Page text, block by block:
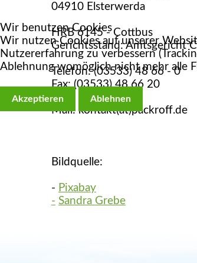
04910 Elsterwerda
HRB 6145 - Cottbus
Gerichtsstand: Amtsgericht
Telefon: (03533) 48 66 - 0
Fax: (03533) 48 66 20
Mail: kontakt(at)packroff.de
Bildquelle:
- Pixabay
- Sandra Grebe
Wir benutzen Cookies
Wir nutzen Cookies auf unserer
Nutzererfahrung zu verbessern
Ablehnung womöglich nicht mehr alle
Akzeptieren Ablehnen